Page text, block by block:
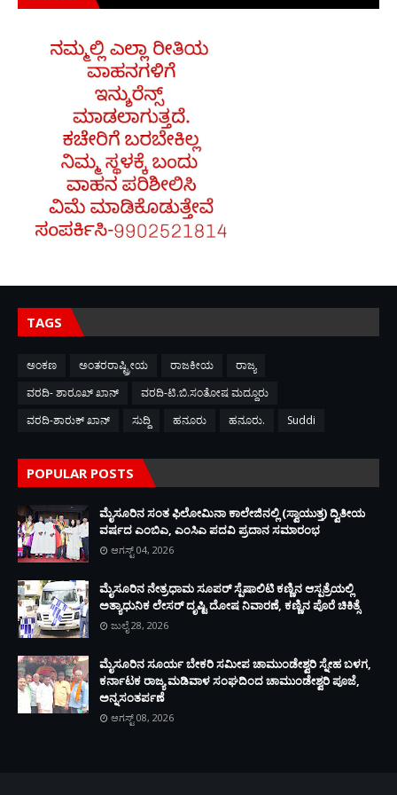
TAGS
ಅಂಕಣ ಅಂತರರಾಷ್ಟ್ರೀಯ ರಾಜಕೀಯ
ರಾಜ್ಯ
ವರದಿ- ಶಾರೂಖ್ ಖಾನ್
ವರದಿ-ಟಿ.ಬಿ.ಸಂತೋಷ ಮದ್ದೂರು
ವರದಿ-ಶಾರುಕ್ ಖಾನ್
ಸುದ್ದಿ ಹನೂರು ಹನೂರು. Suddi
POPULAR POSTS
ಮೈಸೂರಿನ ಸಂತ ಫಿಲೋಮಿನಾ ಕಾಲೇಜಿನಲ್ಲಿ (ಸ್ವಾಯುತ್ತ) ದ್ವಿತೀಯ
ವರ್ಷದ ಎಂಬಿಎ, ಎಂಸಿಎ ಪದವಿ ಪ್ರದಾನ ಸಮಾರಂಭ
ಆಗಸ್ಟ್ 04, 2026
ಮೈಸೂರಿನ ನೇತ್ರಧಾಮ ಸೂಪರ್ ಸ್ಪೆಷಾಲಿಟಿ ಕಣ್ಣಿನ ಆಸ್ಪತ್ರೆಯಲ್ಲಿ
ಅತ್ಯಾಧುನಿಕ ಲೇಸರ್ ದೃಷ್ಟಿ ದೋಷ ನಿವಾರಣೆ, ಕಣ್ಣಿನ ಪೊರೆ ಚಿಕಿತ್ಸೆ
ಜುಲೈ 28, 2026
ಮೈಸೂರಿನ ಸೂರ್ಯ ಬೇಕರಿ ಸಮೀಪ ಚಾಮುಂಡೇಶ್ವರಿ ಸ್ನೇಹ ಬಳಗ,
ಕರ್ನಾಟಕ ರಾಜ್ಯ ಮಡಿವಾಳ ಸಂಘದಿಂದ ಚಾಮುಂಡೇಶ್ವರಿ ಪೂಜೆ,
ಅನ್ನಸಂತರ್ಪಣೆ
ಆಗಸ್ಟ್ 08, 2026